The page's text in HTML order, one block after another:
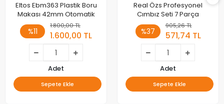
Eltos Ebm363 Plastik Boru
Makası 42mm Otomatik
%11
1.800,00 TL
1.600,00 TL
Adet
Sepete Ekle
Real Özs Profesyonel
Cımbız Seti 7 Parça
%37
905,26 TL
571,74 TL
Adet
Sepete Ekle